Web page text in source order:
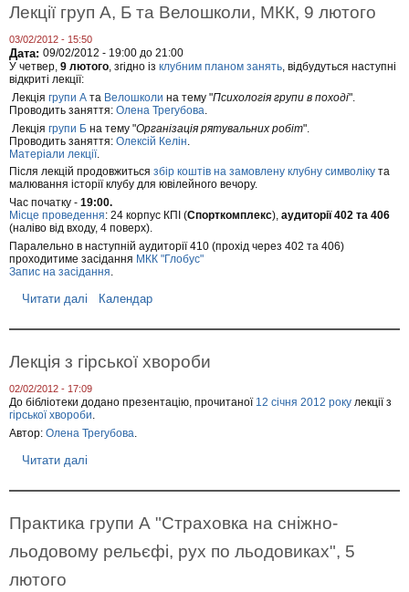
1
б
е
р
з
н
я
о
о
в
і
а
н
я
т
т
я
г
р
у
п
и
Б
у
К
я
ц
і
-
П
о
д
і
ь
о
у
,
Лекції груп А, Б та Велошколи, МКК, 9 лютого
03/02/2012 - 15:50
Дата: 09/02/2012 - 19:00 до 21:00
У четвер, 9 лютого , згідно із клубним планом занять , відбудуться наступні
відкриті лекції:
Лекція групи А та Велошколи на тему "Психологія групи в поході".
Проводить заняття: Олена Трегубова
Лекція групи Б на тему "Організація рятувальних робіт".
Проводить заняття: Олексій Келін
Матеріали лекції.
Після лекцій продовжиться збір коштів на замовлену клубну символіку та
малювання історії клубу для ювілейного вечору.
Час початку - 19:00.
Місце проведення: 24 корпус КПІ (Спорткомплекс), аудиторії 402 та 406
(наліво від входу, 4 поверх).
Паралельно в наступній аудиторії 410 (прохід через 402 та 406)
проходитиме засідання МКК "Глобус"
Запис на засідання.
Читати далі
о
к
і
ї
г
р
,
т
а
В
е
Календар
Лекція з гірської хвороби
02/02/2012 - 17:09
До бібліотеки додано презентацію, прочитаної 12 січня 2012 року лекції з
гірської хвороби.
Автор: Олена Трегубова.
Читати далі
о
к
і
Практика групи А "Страховка на сніжно-
льодовому рельєфі, рух по льодовиках", 5
лютого